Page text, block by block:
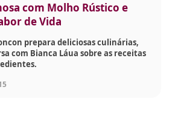
com Molho Rústico e
de Vida
prepara deliciosas culinárias,
com Bianca Láua sobre as receitas